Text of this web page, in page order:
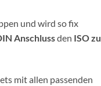
und wird so fix
Anschlussden ISO zu
mit allen passenden